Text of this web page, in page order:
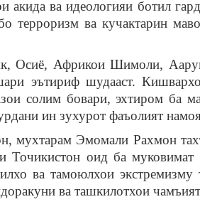
ва идеологияи ботил
терроризм ва кучактарин
Осиё, Африкои Шимоли,
эътириф шудааст.
солим бовари, эхтиром ба
ин зухурот фаъолият
мухтарам Эмомали Рахмон
оид ба муковимат
ва тамоюлхои экстремизму
ва ташкилотхои